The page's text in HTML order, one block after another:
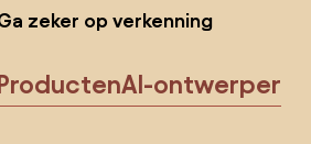
zeker op verkenning
AI-ontwerper